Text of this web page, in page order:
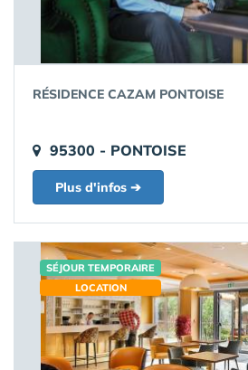
RÉSIDENCE CAZAM PONTOISE
95300 - PONTOISE
Plus d'infos ➔
SÉJOUR TEMPORAIRE
LOCATION